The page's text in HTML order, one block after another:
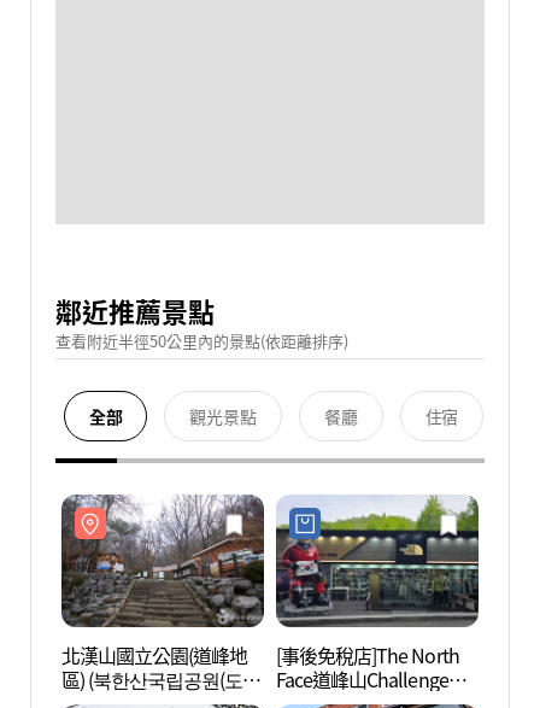
鄰近推薦景點
查看附近半徑50公里內的景點(依距離排序)
全部 觀光景點 餐廳 住宿
北漢山國立公園(道峰地
區) (북한산국립공원(도봉
[事後免稅店]The North
Face道峰山Challenge店